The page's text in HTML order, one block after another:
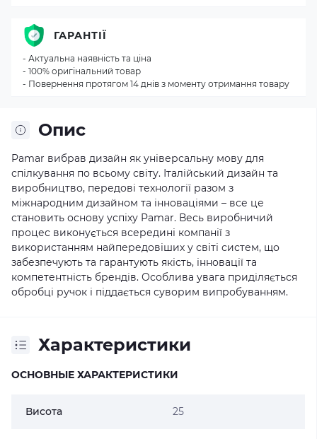
Опис
Pamar вибрав дизайн як універсальну мову для
спілкування по всьому світу. Італійський дизайн та
виробництво, передові технології разом з
міжнародним дизайном та інноваціями – все це
становить основу успіху Pamar. Весь виробничий
процес виконується всередині компанії з
використанням найпередовіших у світі систем, що
забезпечують та гарантують якість, інновації та
компетентність брендів. Особлива увага приділяється
обробці ручок і піддається суворим випробуванням.
Характеристики
ОСНОВНЫЕ ХАРАКТЕРИСТИКИ
Висота 25
ГАРАНТІЇ
- Актуальна наявність та ціна
- 100% оригінальний товар
- Повернення протягом 14 днів з моменту отримання товару